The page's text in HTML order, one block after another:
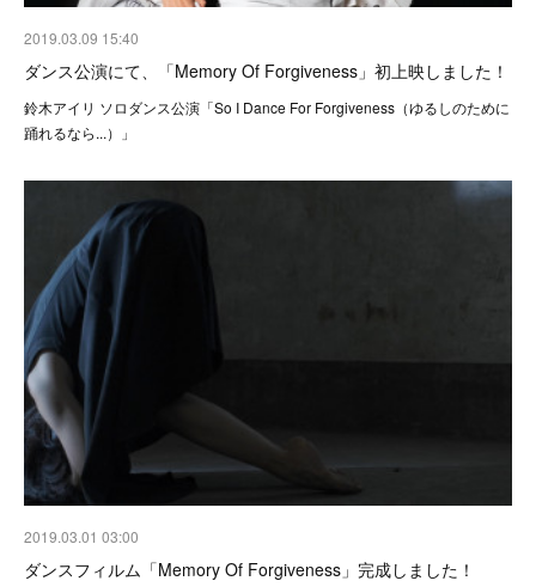
2019.03.09 15:40
ダンス公演にて、「Memory Of Forgiveness」初上映しました！
鈴木アイリ ソロダンス公演「So I Dance For Forgiveness（ゆるしのために
踊れるなら...）」
2019.03.01 03:00
ダンスフィルム「Memory Of Forgiveness」完成しました！